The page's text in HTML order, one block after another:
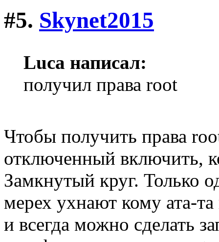
#5. Skynet2015
Luca написал:
получил права root
Чтобы получить права
отключенный включить,
Замкнутый круг. Только
мерех ухнают кому ата-
и всегда можно сделать